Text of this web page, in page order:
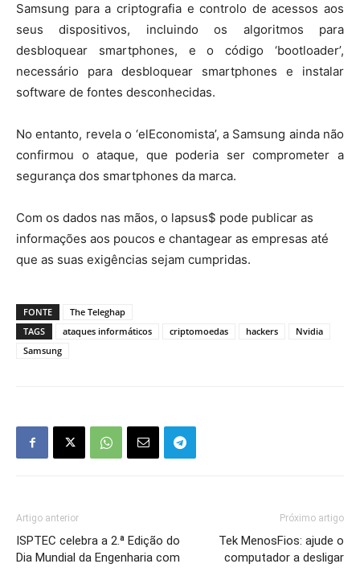
Samsung para a criptografia e controlo de acessos aos
seus dispositivos, incluindo os algoritmos para
desbloquear smartphones, e o código ‘bootloader’,
necessário para desbloquear smartphones e instalar
software de fontes desconhecidas.
No entanto, revela o ‘elEconomista’, a Samsung ainda não
confirmou o ataque, que poderia ser comprometer a
segurança dos smartphones da marca.
Com os dados nas mãos, o lapsus$ pode publicar as
informações aos poucos e chantagear as empresas até
que as suas exigências sejam cumpridas.
FONTE
The Teleghap
TAGS
ataques informáticos criptomoedas hackers
Nvidia
Samsung
Artigo anterior
ISPTEC celebra a 2.ª Edição do
Dia Mundial da Engenharia com
Próximo artigo
Tek MenosFios: ajude o
computador a desligar